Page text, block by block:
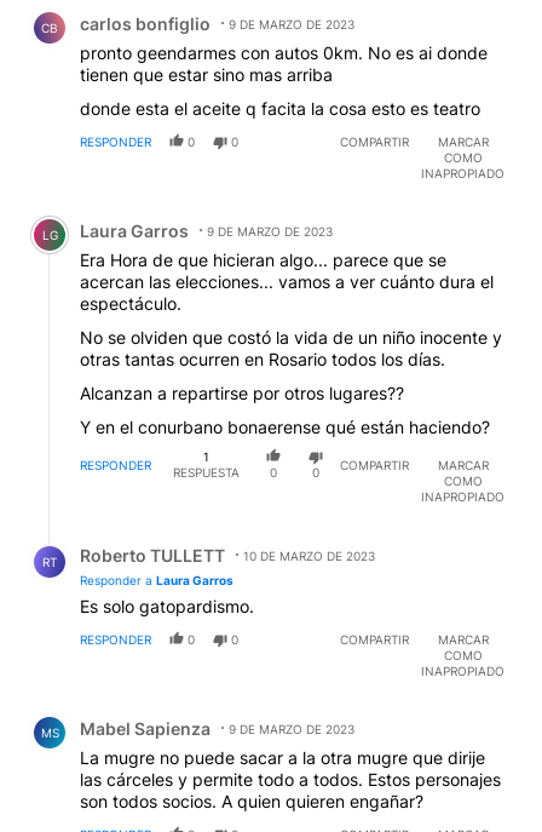
CB carlos bonfiglio 9 DE MARZO DE 2023
pronto geendarmes con autos 0km. No es ai donde
tienen que estar sino mas arriba
donde esta el aceite q facita la cosa esto es teatro
RESPONDER 0 0 COMPARTIR
MARCAR
COMO
INAPROPIADO
Comentario de Laura Garros.
LG Laura Garros 9 DE MARZO DE 2023
Era Hora de que hicieran algo... parece que se
acercan las elecciones... vamos a ver cuánto dura el
espectáculo.
No se olviden que costó la vida de un niño inocente y
otras tantas ocurren en Rosario todos los días.
Alcanzan a repartirse por otros lugares??
Y en el conurbano bonaerense qué están haciendo?
RESPONDER
1
RESPUESTA
0 0
COMPARTIR
MARCAR
COMO
INAPROPIADO
RT Roberto TULLETT
10 DE MARZO DE 2023
Responder a Laura Garros
Es solo gatopardismo.
RESPONDER 0 0 COMPARTIR
MARCAR
COMO
INAPROPIADO
MS Mabel Sapienza 9 DE MARZO DE 2023
La mugre no puede sacar a la otra mugre que dirije
las cárceles y permite todo a todos. Estos personajes
son todos socios. A quien quieren engañar?